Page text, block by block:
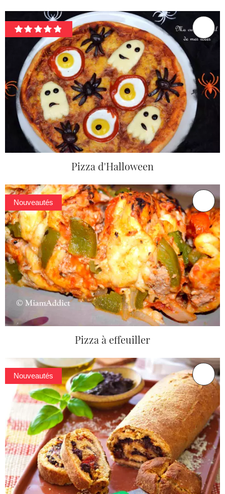
Pizza d'Halloween
Nouveautés
Pizza à effeuiller
Nouveautés